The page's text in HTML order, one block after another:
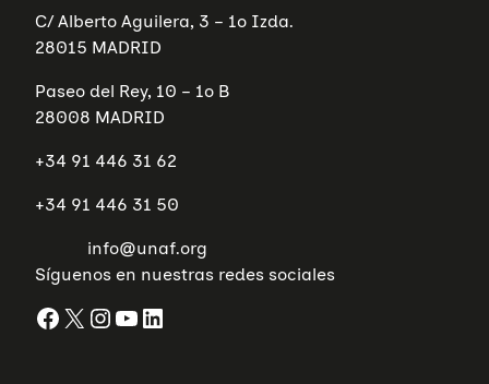
C/ Alberto Aguilera, 3 – 1º Izda.
28015 MADRID
Paseo del Rey, 10 – 1º B
28008 MADRID
+34 91 446 31 62
+34 91 446 31 50
info@unaf.org
Síguenos en nuestras redes sociales
Facebook X InstagramYouTube LinkedIn